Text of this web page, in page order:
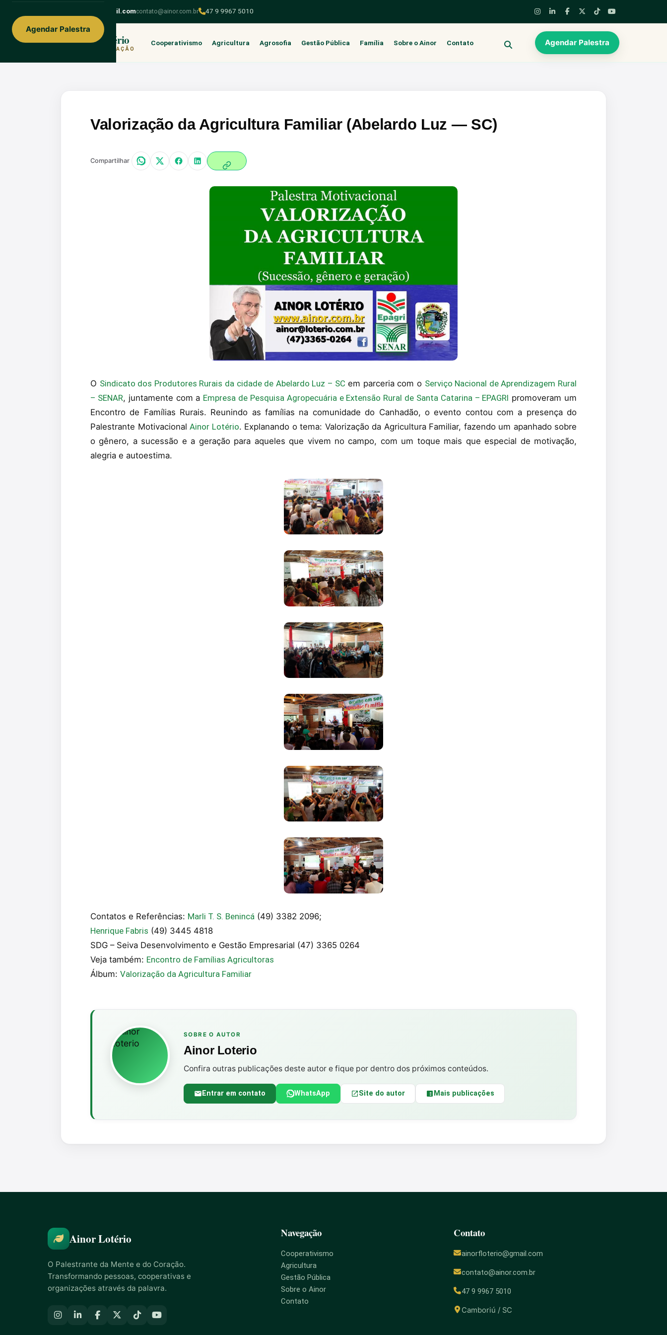
ainorfloterio@gmail.comcontato@ainor.com.br 47 9 9967 5010
Ainor Lotério
MENTE & CORAÇÃO
Cooperativismo Agricultura Agrosofia Gestão Pública Família Sobre o Ainor Contato Agendar Palestra
Agendar Palestra
Valorização da Agricultura Familiar (Abelardo Luz — SC)
Compartilhar
O Sindicato dos Produtores Rurais da cidade de Abelardo Luz – SC em parceria com o Serviço Nacional de Aprendizagem Rural
– SENAR, juntamente com a Empresa de Pesquisa Agropecuária e Extensão Rural de Santa Catarina – EPAGRI promoveram um
Encontro de Famílias Rurais. Reunindo as famílias na comunidade do Canhadão, o evento contou com a presença do
Palestrante Motivacional Ainor Lotério. Explanando o tema: Valorização da Agricultura Familiar, fazendo um apanhado sobre
o gênero, a sucessão e a geração para aqueles que vivem no campo, com um toque mais que especial de motivação,
alegria e autoestima.
Contatos e Referências: Marli T. S. Benincá (49) 3382 2096;
Henrique Fabris (49) 3445 4818
SDG – Seiva Desenvolvimento e Gestão Empresarial (47) 3365 0264
Veja também: Encontro de Famílias Agricultoras
Álbum: Valorização da Agricultura Familiar
SOBRE O AUTOR
Ainor Loterio
Confira outras publicações deste autor e fique por dentro dos próximos conteúdos.
Entrar em contato WhatsApp Site do autor Mais publicações
Ainor Lotério
O Palestrante da Mente e do Coração.
Transformando pessoas, cooperativas e
organizações através da palavra.
Navegação
Cooperativismo
Agricultura
Gestão Pública
Sobre o Ainor
Contato
Contato
ainorfloterio@gmail.com
contato@ainor.com.br
47 9 9967 5010
Camboriú / SC